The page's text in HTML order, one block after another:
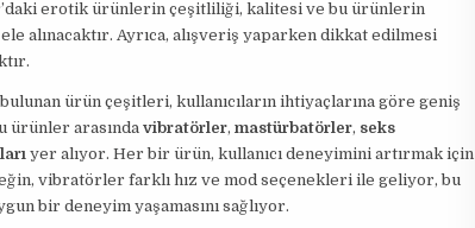
erotik ürünlerin çeşitliliği, kalitesi ve bu ürünlerin
alınacaktır. Ayrıca, alışveriş yaparken dikkat edilmesi
ürün çeşitleri, kullanıcıların ihtiyaçlarına göre geniş
ürünler arasındavibratörler, mastürbatörler, seks
yer alıyor. Her bir ürün, kullanıcı deneyimini artırmak için
vibratörler farklı hız ve mod seçenekleri ile geliyor, bu
bir deneyim yaşamasını sağlıyor.